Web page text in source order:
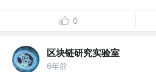
0
区块链研究实验室
6年前